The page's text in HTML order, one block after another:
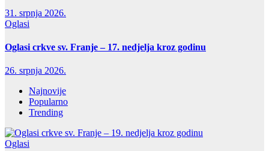
31. srpnja 2026.
Oglasi
Oglasi crkve sv. Franje – 17. nedjelja kroz godinu
26. srpnja 2026.
Najnovije
Popularno
Trending
Oglasi